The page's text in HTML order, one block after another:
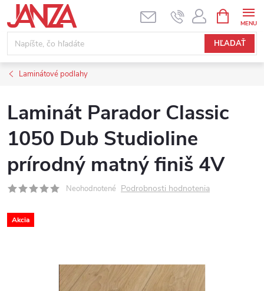
Prejsť na obsah
HĽADAŤ
Laminátové podlahy
Laminát Parador Classic
1050 Dub Studioline
prírodný matný finiš 4V
Neohodnotené Podrobnosti hodnotenia
Akcia